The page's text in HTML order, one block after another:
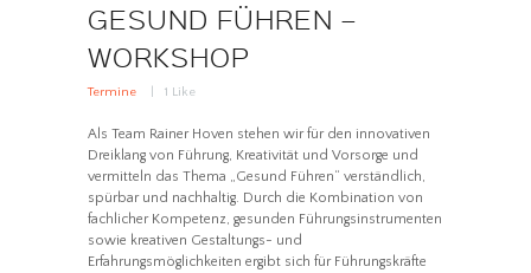
GESUND FÜHREN –
WORKSHOP
Termine 1 Like
Als Team Rainer Hoven stehen wir für den innovativen
Dreiklang von Führung, Kreativität und Vorsorge und
vermitteln das Thema „Gesund Führen“ verständlich,
spürbar und nachhaltig. Durch die Kombination von
fachlicher Kompetenz, gesunden Führungsinstrumenten
sowie kreativen Gestaltungs- und
Erfahrungsmöglichkeiten ergibt sich für Führungskräfte